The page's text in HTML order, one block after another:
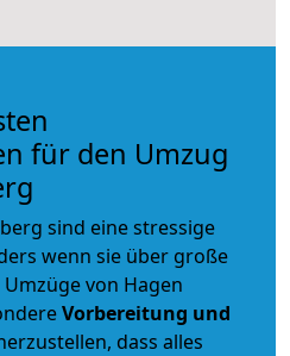
für den Umzug
sind eine stressige
wenn sie über große
von Hagen
Vorbereitung und
dass alles